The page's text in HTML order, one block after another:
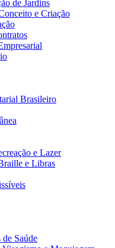
de Jardins
e Criação
Brasileiro
e Lazer
e Libras
Saúde